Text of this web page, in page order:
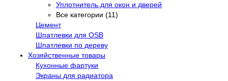
Уплотнитель для окон и дверей
Все категории (11)
Цемент
Шпатлевки для OSB
Шпатлевки по дереву
Хозяйственные товары
Кухонные фартуки
Экраны для радиатора